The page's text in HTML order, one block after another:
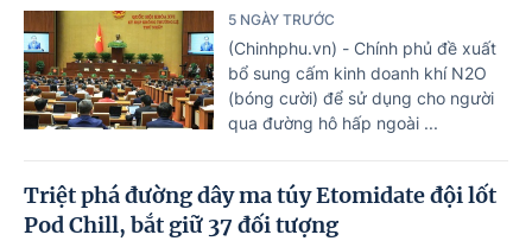
5 NGÀY TRƯỚC
(Chinhphu.vn) - Chính phủ đề xuất
bổ sung cấm kinh doanh khí N2O
(bóng cười) để sử dụng cho người
qua đường hô hấp ngoài ...
Triệt phá đường dây ma túy Etomidate đội lốt
Pod Chill, bắt giữ 37 đối tượng